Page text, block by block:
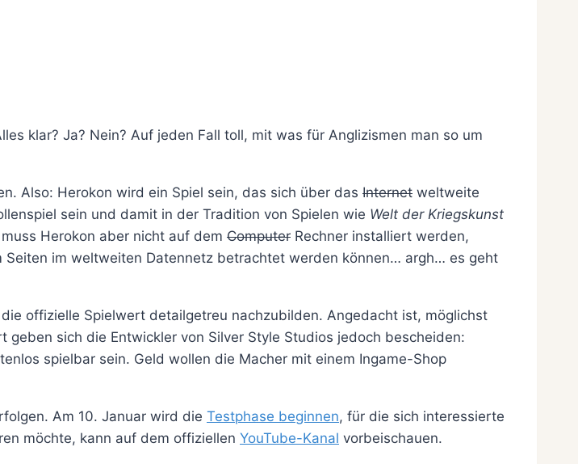
klar? Ja? Nein? Auf jeden Fall toll, mit was für Anglizismen man so um
Also: Herokon wird ein Spiel sein, das sich über das Internet weltweite
sein und damit in der Tradition von Spielen wie Welt der Kriegskunst
Herokon aber nicht auf dem Computer Rechner installiert werden,
im weltweiten Datennetz betrachtet werden können… argh… es geht
offizielle Spielwert detailgetreu nachzubilden. Angedacht ist, möglichst
sich die Entwickler von Silver Style Studios jedoch bescheiden:
spielbar sein. Geld wollen die Macher mit einem Ingame-Shop
Am 10. Januar wird die Testphase beginnen, für die sich interessierte
möchte, kann auf dem offiziellen YouTube-Kanal vorbeischauen.